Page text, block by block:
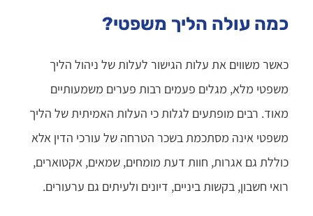
כמה עולה הליך משפטי?
כאשר משווים את עלות הגישור לעלות של ניהול הליך
משפטי מלא, מגלים פעמים רבות פערים משמעותיים
מאוד. רבים מופתעים לגלות כי העלות האמיתית של הליך
משפטי אינה מסתכמת בשכר הטרחה של עורכי הדין אלא
כוללת גם אגרות, חוות דעת מומחים, שמאים, אקטוארים,
רואי חשבון, בקשות ביניים, דיונים ולעיתים גם ערעורים.